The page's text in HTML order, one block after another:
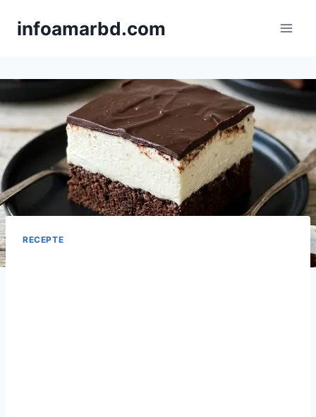
infoamarbd.com
RECEPTE